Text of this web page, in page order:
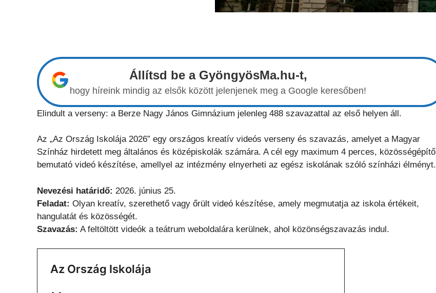
Állítsd be a GyöngyösMa.hu-t,
hogy híreink mindig az elsők között jelenjenek meg a Google keresőben!
Elindult a verseny: a Berze Nagy János Gimnázium jelenleg 488 szavazattal az első helyen áll.
Az „Az Ország Iskolája 2026” egy országos kreatív videós verseny és szavazás, amelyet a Magyar
Színház hirdetett meg általános és középiskolák számára. A cél egy maximum 4 perces, közösségépítő
bemutató videó készítése, amellyel az intézmény elnyerheti az egész iskolának szóló színházi élményt.
Nevezési határidő: 2026. június 25.
Feladat: Olyan kreatív, szerethető vagy őrült videó készítése, amely megmutatja az iskola értékeit,
hangulatát és közösségét.
Szavazás: A feltöltött videók a teátrum weboldalára kerülnek, ahol közönségszavazás indul.